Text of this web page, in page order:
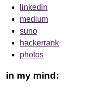
linkedin
medium
suno
hackerrank
photos
in my mind: